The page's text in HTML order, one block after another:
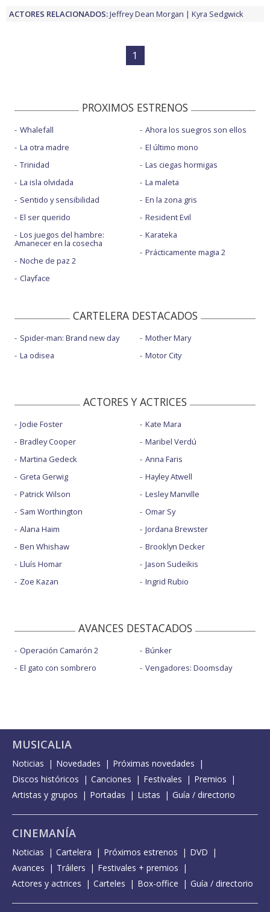
ACTORES RELACIONADOS:Jeffrey Dean Morgan Kyra Sedgwick
1
PROXIMOS ESTRENOS
Whalefall
La otra madre
Trinidad
La isla olvidada
Sentido y sensibilidad
El ser querido
Los juegos del hambre:
Amanecer en la cosecha
Noche de paz 2
Clayface
Ahora los suegros son ellos
El último mono
Las ciegas hormigas
La maleta
En la zona gris
Resident Evil
Karateka
Prácticamente magia 2
CARTELERA DESTACADOS
Spider-man: Brand new day
La odisea
Mother Mary
Motor City
ACTORES Y ACTRICES
Jodie Foster
Bradley Cooper
Martina Gedeck
Greta Gerwig
Patrick Wilson
Sam Worthington
Alana Haim
Ben Whishaw
Lluís Homar
Zoe Kazan
Kate Mara
Maribel Verdú
Anna Faris
Hayley Atwell
Lesley Manville
Omar Sy
Jordana Brewster
Brooklyn Decker
Jason Sudeikis
Ingrid Rubio
AVANCES DESTACADOS
Operación Camarón 2
El gato con sombrero
Búnker
Vengadores: Doomsday
MUSICALIA
Noticias Novedades
Próximas novedades
Discos históricos
Canciones Festivales
Premios
Artistas y grupos
Portadas Listas Guía / directorio
CINEMANÍA
Noticias Cartelera Próximos estrenos
DVD
Avances
Tráilers
Festivales + premios
Actores y actrices
Carteles Box-office Guía / directorio